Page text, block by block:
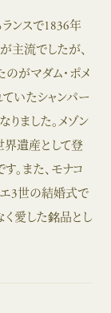
ンスで1836年
主流でしたが、
がマダム・ポメ
ていたシャンパー
りました。メゾン
界遺産として登
。また、モナコ
エ3世の結婚式で
く愛した銘品とし